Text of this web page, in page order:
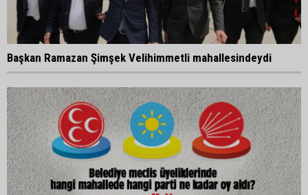
Başkan Ramazan Şimşek Velihimmetli mahallesindeydi